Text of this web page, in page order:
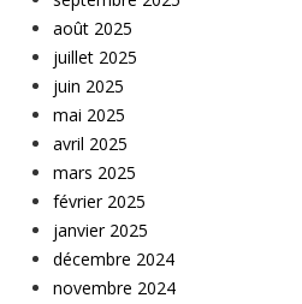
août 2025
juillet 2025
juin 2025
mai 2025
avril 2025
mars 2025
février 2025
janvier 2025
décembre 2024
novembre 2024